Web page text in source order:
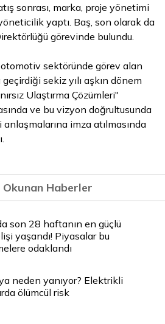
sonrası, marka, proje yönetimi
yaptı. Baş, son olarak da
görevinde bulundu.
sektöründe görev alan
sekiz yılı aşkın dönem
Ulaştırma Çözümleri"
ve bu vizyon doğrultusunda
imza atılmasında
Okunan Haberler
son 28 haftanın en güçlü
yaşandı! Piyasalar bu
odaklandı
neden yanıyor? Elektrikli
ölümcül risk